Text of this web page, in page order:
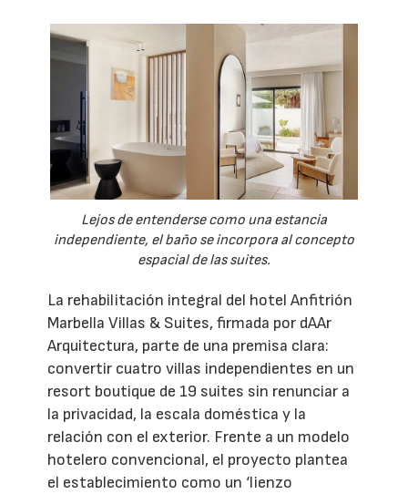
Lejos de entenderse como una estancia
independiente, el baño se incorpora al concepto
espacial de las suites.
La rehabilitación integral del hotel Anfitrión
Marbella Villas & Suites, firmada por dAAr
Arquitectura, parte de una premisa clara:
convertir cuatro villas independientes en un
resort boutique de 19 suites sin renunciar a
la privacidad, la escala doméstica y la
relación con el exterior. Frente a un modelo
hotelero convencional, el proyecto plantea
el establecimiento como un ‘lienzo